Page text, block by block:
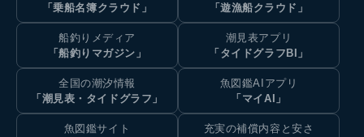
「乗船名簿クラウド」
「遊漁船クラウド」
船釣りメディア
「船釣りマガジン」
潮見表アプリ
「タイドグラフBI」
全国の潮汐情報
「潮見表・タイドグラフ」
魚図鑑AIアプリ
「マイAI」
魚図鑑サイト
充実の補償内容と安さ